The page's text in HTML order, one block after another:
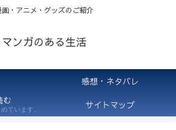
画・アニメ・グッズのご紹介
マンガのある生活
感想・ネタバレ
む
ています。 サイトマップ